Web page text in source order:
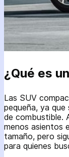
¿Qué es
Las SUV
pequeña, ya
de combustible.
menos asientos
tamaño, pero
para quienes